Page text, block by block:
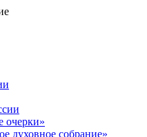
очерки»
духовное собрание»